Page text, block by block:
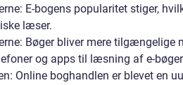
E-bogens popularitet stiger,
læser.
Bøger bliver mere tilgængelige
og apps til læsning af e-
Online boghandlen er blevet en